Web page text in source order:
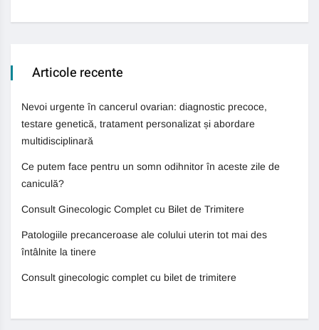
Articole recente
Nevoi urgente în cancerul ovarian: diagnostic precoce,
testare genetică, tratament personalizat și abordare
multidisciplinară
Ce putem face pentru un somn odihnitor în aceste zile de
caniculă?
Consult Ginecologic Complet cu Bilet de Trimitere
Patologiile precanceroase ale colului uterin tot mai des
întâlnite la tinere
Consult ginecologic complet cu bilet de trimitere